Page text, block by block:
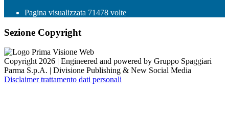
Pagina visualizzata 71478 volte
Sezione Copyright
Copyright 2026 | Engineered and powered by Gruppo Spaggiari
Parma S.p.A. | Divisione Publishing & New Social Media
Disclaimer trattamento dati personali